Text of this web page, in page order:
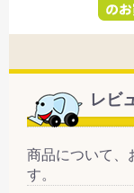
レビ
商品について、
す。